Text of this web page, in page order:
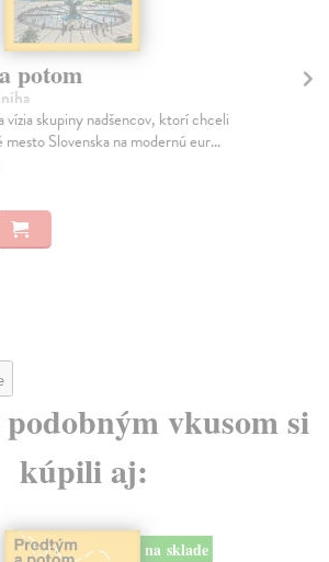
potom
skupiny nadšencov, ktorí chceli
Slovenska na modernú eur...
vkusom si
kúpili aj:
na sklade